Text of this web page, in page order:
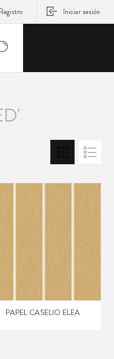
Registro Iniciar sesión
PAPEL CASELIO ELEA